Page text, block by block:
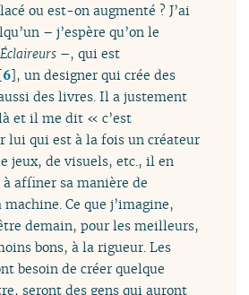
ou est-on augmenté ? J’ai
– j’espère qu’on le
–, qui est
6], un designer qui crée des
des livres. Il a justement
et il me dit « c’est
lui qui est à la fois un créateur
jeux, de visuels, etc., il en
affiner sa manière de
Ce que j’imagine,
demain, pour les meilleurs,
bons, à la rigueur. Les
besoin de créer quelque
seront des gens qui auront